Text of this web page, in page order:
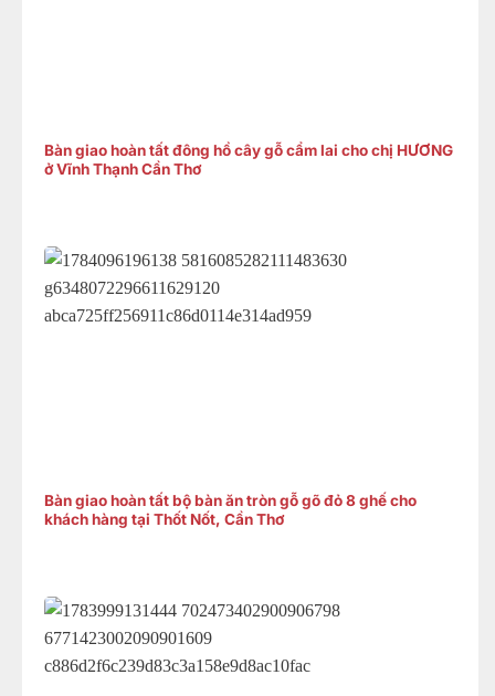
Bàn giao hoàn tất đông hồ cây gỗ cẩm lai cho chị HƯƠNG
ở Vĩnh Thạnh Cần Thơ
Bàn giao hoàn tất bộ bàn ăn tròn gỗ gõ đỏ 8 ghế cho
khách hàng tại Thốt Nốt, Cần Thơ